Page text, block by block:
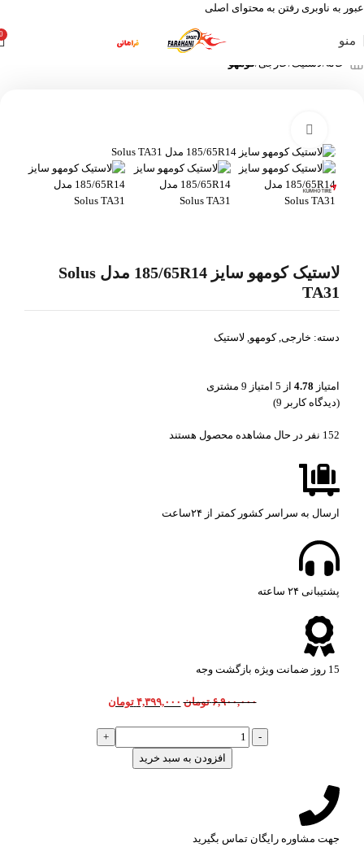
عبور به ناوبری رفتن به محتوای اصلی
منو
خانه لاستیک خارجی کومهو
-36%
لاستیک کومهو سایز 185/65R14 مدل Solus
TA31
دسته: خارجی, کومهو, لاستیک
امتیاز 4.78 از 5 امتیاز 9 مشتری
(دیدگاه کاربر 9
)
152 نفر در حال مشاهده محصول هستند
ارسال به سراسر کشور کمتر از ۲۴ساعت
پشتیبانی ۲۴ ساعته​
15 روز ضمانت ویژه بازگشت وجه
۶,۹۰۰,۰۰۰ تومان ۴,۳۹۹,۰۰۰ تومان
افزودن به سبد خرید
جهت مشاوره رایگان تماس بگیرید